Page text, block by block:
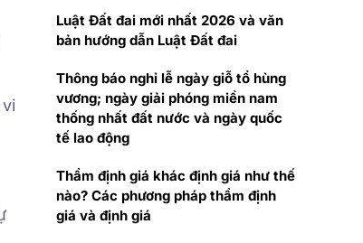
Luật Đất đai mới nhất 2026 và văn
bản hướng dẫn Luật Đất đai
Thông báo nghỉ lễ ngày giỗ tổ hùng
vương; ngày giải phóng miền nam
thống nhất đất nước và ngày quốc
tế lao động
Thẩm định giá khác định giá như thế
nào? Các phương pháp thẩm định
giá và định giá